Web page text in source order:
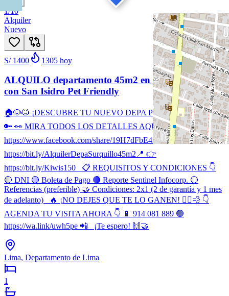
1/10
Alquiler
Nuevo
S/ 1400 1305 hoy
ALQUILO departamento 45m2 en Surquillo Limite
con San Isidro Pet Friendly
🏠🐶🐱 ¡DESCUBRE TU NUEVO DEPA PET FRIENDLY! 🌳
🔑 👀 MIRA TODOS LOS DETALLES AQUÍ 👇 📸👉
https://www.facebook.com/share/19H7dFbE4n/ 🎥 👉
https://bit.ly/AlquilerDepaSurquillo45m2 ​📍 👉
https://bit.ly/Kiwis150 📋 REQUISITOS Y CONDICIONES 👇
🔴 DNI 🔴 Boleta de Pago 🔴 Reporte Sentinel Infocorp. 🔴
Referencias (preferible) 🤝 Condiciones: 2x1 (2 de garantía y 1 mes
de adelanto) 🔥 ¡NO DEJES QUE TE LO GANEN! 🏃‍♂️💨 👇
AGENDA TU VISITA AHORA 👇 📱 914 081 889 🟢
https://wa.link/uwh5pe 📲 ¡Te espero! 🙌🤝
Lima, Departamento de Lima
1